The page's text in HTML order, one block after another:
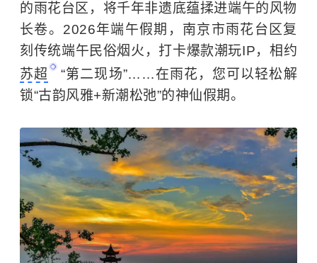
的雨花台区，将千年非遗底蕴揉进端午的风物
长卷。2026年端午假期，南京市雨花台区复
刻传统端午民俗烟火，打卡爆款潮玩IP，相约
苏超
“第二现场”……在雨花，您可以轻松解
锁“古韵风雅+新潮松弛”的神仙假期。